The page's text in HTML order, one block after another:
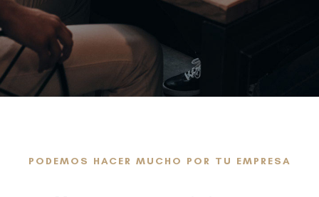
PODEMOS HACER MUCHO POR TU EMPRESA